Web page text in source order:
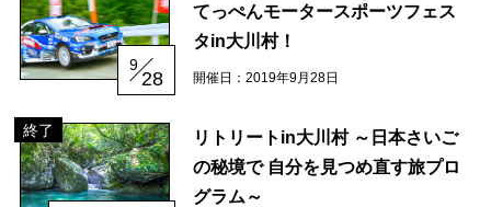
おしらせ
イベントレポート
9
28
てっぺんモータースポーツフェス
タin大川村！
開催日：2019年9月28日
終了
リトリートin大川村 ～日本さいご
の秘境で 自分を見つめ直す旅プロ
グラム～